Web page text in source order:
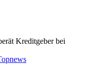
Kreditgeber bei